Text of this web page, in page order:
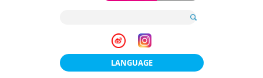
LANGUAGE